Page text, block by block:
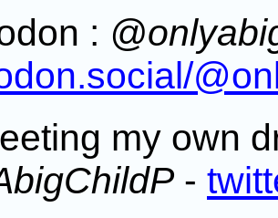
:
my own
-